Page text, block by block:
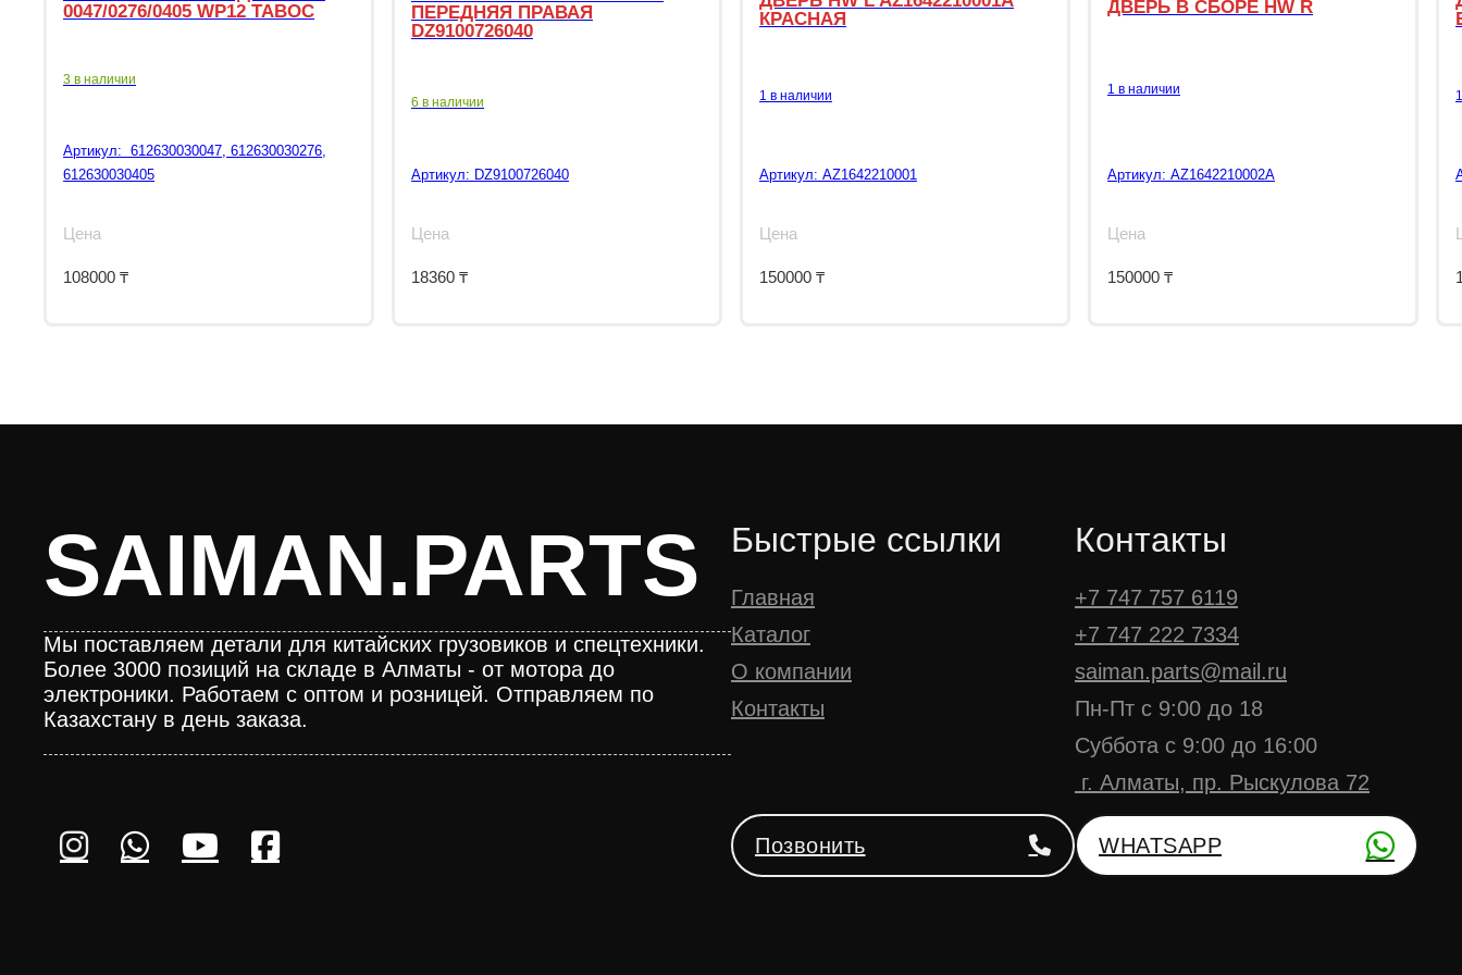
0047/0276/0405 WP12 TABOC
3 в наличии
Артикул: 612630030047, 612630030276,
612630030405
Цена
108000 ₸
ПЕРЕДНЯЯ ПРАВАЯ
DZ9100726040
6 в наличии
Артикул: DZ9100726040
Цена
18360 ₸
КРАСНАЯ
1 в наличии
Артикул: AZ1642210001
Цена
150000 ₸
ДВЕРЬ В СБОРЕ HW R
1 в наличии
Артикул: AZ1642210002A
Цена
150000 ₸
SAIMAN.PARTS
Мы поставляем детали для китайских грузовиков и спецтехники.
Более 3000 позиций на складе в Алматы - от мотора до
электроники. Работаем с оптом и розницей. Отправляем по
Казахстану в день заказа.
Быстрые ссылки
Главная
Каталог
О компании
Контакты
Контакты
+7 747 757 6119
+7 747 222 7334
saiman.parts@mail.ru
Пн-Пт с 9:00 до 18
Суббота с 9:00 до 16:00
г. Алматы, пр. Рыскулова 72
Позвонить WHATSAPP